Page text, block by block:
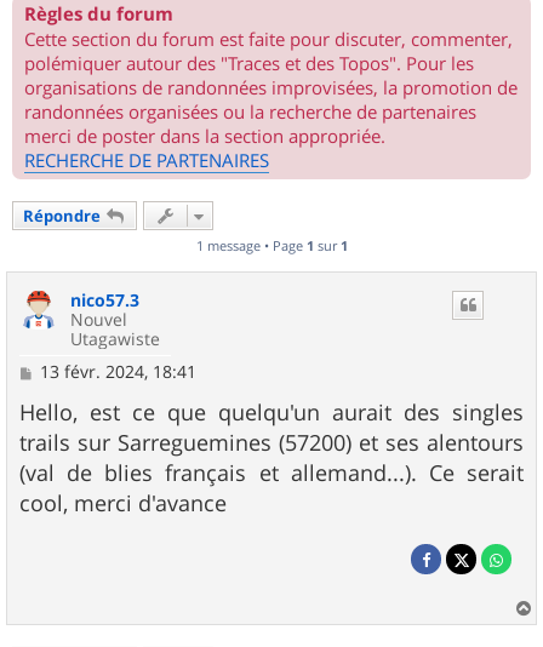
Règles du forum
Cette section du forum est faite pour discuter, commenter,
polémiquer autour des "Traces et des Topos". Pour les
organisations de randonnées improvisées, la promotion de
randonnées organisées ou la recherche de partenaires
merci de poster dans la section appropriée.
RECHERCHE DE PARTENAIRES
Répondre
1 message • Page 1 sur 1
nico57.3
Nouvel
Utagawiste
M
s
s
a
g
e
13 févr. 2024, 18:41
Hello, est ce que quelqu'un aurait des singles
trails sur Sarreguemines (57200) et ses alentours
(val de blies français et allemand...). Ce serait
cool, merci d'avance
a